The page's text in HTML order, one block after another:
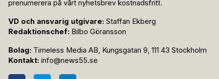
prenumerera på vårt nyhetsbrev kostnadsfritt.
VD och ansvarig utgivare: Staffan Ekberg
Redaktionschef: Bilbo Göransson
Bolag: Timeless Media AB, Kungsgatan 9, 111 43 Stockholm
Kontakt: info@news55.se